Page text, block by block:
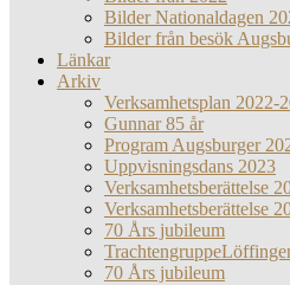
Bilder Nationaldagen
Bilder från besök
Länkar
Arkiv
Verksamhetsplan 2022-
Gunnar 85 år
Program Augsburger
Uppvisningsdans 2023
Verksamhetsberättelse
Verksamhetsberättelse
70 Års jubileum
70 Års jubileum